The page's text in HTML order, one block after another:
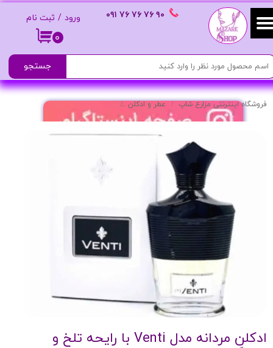
۰
ورود / ثبت نام
حساب کاربری من
تغییر گذر واژه
سفارشات
خروج از حساب کاربری
٩٠ ٧۶ ٧۶ ٧۶ ٠٩١
جستجو
فروشگاه اینترنتی مزارع شاپ عطر و ادکلن
ادکلن مردانه مدل Venti با رایحه تلخ و